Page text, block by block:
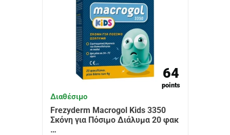
64
points
Διαθέσιμο
Frezyderm Macrogol Kids 3350
Σκόνη για Πόσιμο Διάλυμα 20 φακ
…